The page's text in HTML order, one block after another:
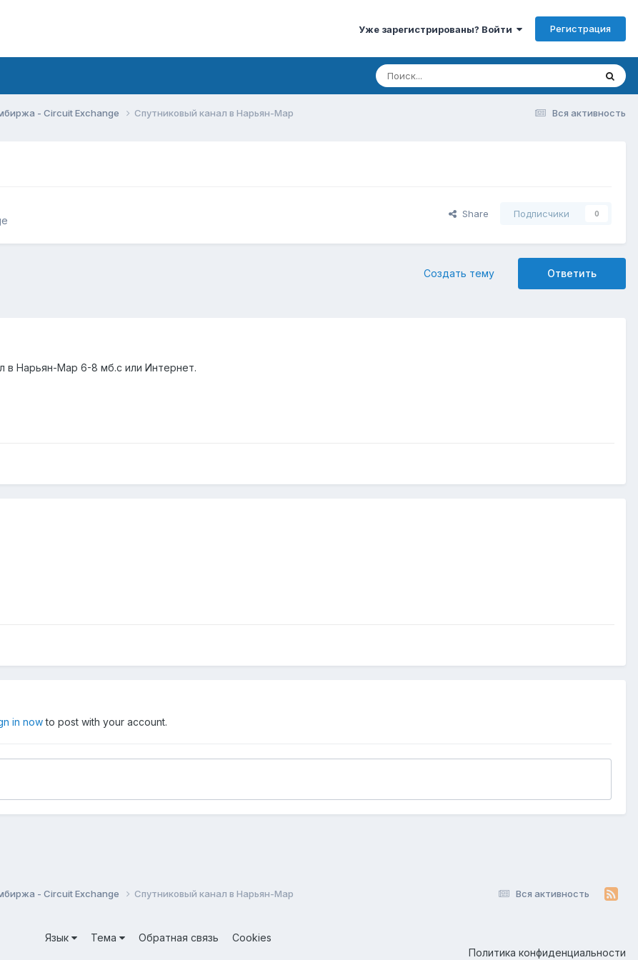
Уже зарегистрированы? Войти Регистрация
Вся активность
- Circuit Exchange Спутниковый канал в Нарьян-Мар
Share Подписчики 0
Ответить
Создать тему
в Нарьян-Мар 6-8 мб.с или Интернет.
in nowto post with your account.
Вся активность
- Circuit Exchange Спутниковый канал в Нарьян-Мар
Язык Тема Обратная связь
Cookies
Политика конфиденциальности